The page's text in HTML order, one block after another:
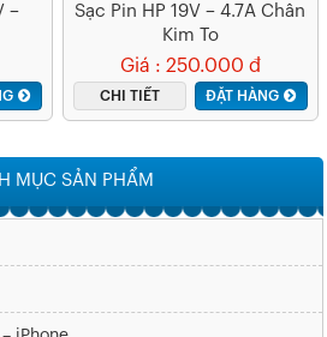
–
Sạc Pin HP 19V – 4.7A Chân
Kim To
Giá : 250.000 đ
CHI TIẾT ĐẶT HÀNG
MỤC SẢN PHẨM